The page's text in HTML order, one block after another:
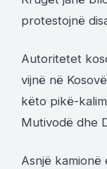
protestojnë
Autoritetet
vijnë në
këto pikë-
Mutivodë dhe
Asnjë